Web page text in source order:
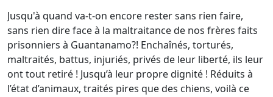
Jusqu'à quand va-t-on encore rester sans rien faire,
sans rien dire face à la maltraitance de nos frères faits
prisonniers à Guantanamo?! Enchaînés, torturés,
maltraités, battus, injuriés, privés de leur liberté, ils leur
ont tout retiré ! Jusqu’à leur propre dignité ! Réduits à
l’état d’animaux, traités pires que des chiens, voilà ce